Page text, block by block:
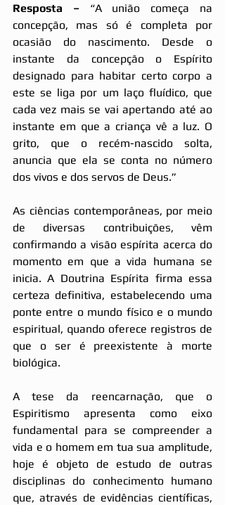
Resposta – “A união começa na
concepção, mas só é completa por
ocasião do nascimento. Desde o
instante da concepção o Espírito
designado para habitar certo corpo a
este se liga por um laço fluídico, que
cada vez mais se vai apertando até ao
instante em que a criança vê a luz. O
grito, que o recém-nascido solta,
anuncia que ela se conta no número
dos vivos e dos servos de Deus.”
As ciências contemporâneas, por meio
de diversas contribuições, vêm
confirmando a visão espírita acerca do
momento em que a vida humana se
inicia. A Doutrina Espírita firma essa
certeza definitiva, estabelecendo uma
ponte entre o mundo físico e o mundo
espiritual, quando oferece registros de
que o ser é preexistente à morte
biológica.
A tese da reencarnação, que o
Espiritismo apresenta como eixo
fundamental para se compreender a
vida e o homem em tua sua amplitude,
hoje é objeto de estudo de outras
disciplinas do conhecimento humano
que, através de evidências científicas,